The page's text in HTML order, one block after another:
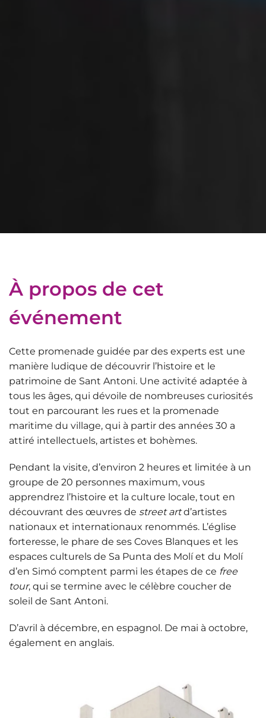
À propos de cet
événement
Cette promenade guidée par des experts est une
manière ludique de découvrir l’histoire et le
patrimoine de Sant Antoni. Une activité adaptée à
tous les âges, qui dévoile de nombreuses curiosités
tout en parcourant les rues et la promenade
maritime du village, qui à partir des années 30 a
attiré intellectuels, artistes et bohèmes.
Pendant la visite, d’environ 2 heures et limitée à un
groupe de 20 personnes maximum, vous
apprendrez l’histoire et la culture locale, tout en
découvrant des œuvres de street artd’artistes
nationaux et internationaux renommés. L’église
forteresse, le phare de ses Coves Blanques et les
espaces culturels de Sa Punta des Molí et du Molí
d’en Simó comptent parmi les étapes de ce free
tour, qui se termine avec le célèbre coucher de
soleil de Sant Antoni.
D’avril à décembre, en espagnol. De mai à octobre,
également en anglais.